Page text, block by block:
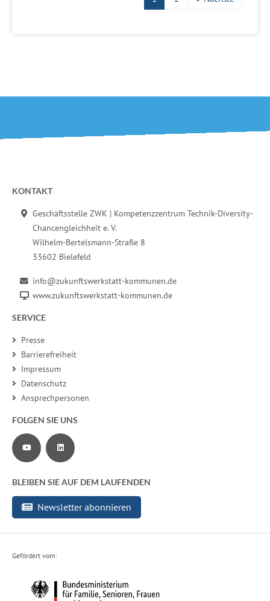
Fußbereich der Seite
KONTAKT
Geschäftsstelle ZWK | Kompetenzzentrum Technik-Diversity-
Chancengleichheit e. V.
Wilhelm-Bertelsmann-Straße 8
33602 Bielefeld
info@zukunftswerkstatt-kommunen.de
www.zukunftswerkstatt-kommunen.de
SERVICE
Presse
Barrierefreiheit
Impressum
Datenschutz
Ansprechpersonen
FOLGEN SIE UNS
Zu unserem YouTube-Channel
Zu unserer LinkedIn-Seite
BLEIBEN SIE AUF DEM LAUFENDEN
Newsletter abonnieren
Gefördert vom: